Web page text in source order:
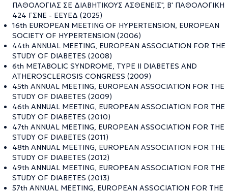
ΠΑΘΟΛΟΓΙΑΣ ΣΕ ΔΙΑΒΗΤΙΚΟΥΣ ΑΣΘΕΝΕΙΣ", Β' ΠΑΘΟΛΟΓΙΚΗ
424 ΓΣΝΕ - ΕΕΥΕΔ (2025)
16th EUROPEAN MEETING OF HYPERTENSION, EUROPEAN
SOCIETY OF HYPERTENSION (2006)
44th ANNUAL MEETING, EUROPEAN ASSOCIATION FOR THE
STUDY OF DIABETES (2008)
6th METABOLIC SYNDROME, TYPE II DIABETES AND
ATHEROSCLEROSIS CONGRESS (2009)
45th ANNUAL MEETING, EUROPEAN ASSOCIATION FOR THE
STUDY OF DIABETES (2009)
46th ANNUAL MEETING, EUROPEAN ASSOCIATION FOR THE
STUDY OF DIABETES (2010)
47th ANNUAL MEETING, EUROPEAN ASSOCIATION FOR THE
STUDY OF DIABETES (2011)
48th ANNUAL MEETING, EUROPEAN ASSOCIATION FOR THE
STUDY OF DIABETES (2012)
49th ANNUAL MEETING, EUROPEAN ASSOCIATION FOR THE
STUDY OF DIABETES (2013)
57th ANNUAL MEETING, EUROPEAN ASSOCIATION FOR THE